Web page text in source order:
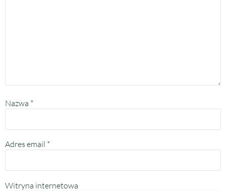
Nazwa *
Adres email *
Witryna internetowa